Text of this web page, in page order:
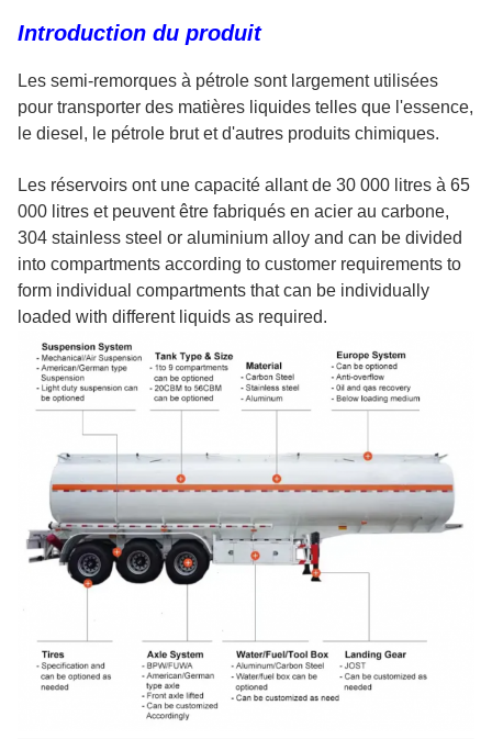
Introduction du produit
Les semi-remorques à pétrole sont largement utilisées
pour transporter des matières liquides telles que l'essence,
le diesel, le pétrole brut et d'autres produits chimiques.
Les réservoirs ont une capacité allant de 30 000 litres à 65
000 litres et peuvent être fabriqués en acier au carbone,
304 stainless steel or aluminium alloy and can be divided
into compartments according to customer requirements to
form individual compartments that can be individually
loaded with different liquids as required.